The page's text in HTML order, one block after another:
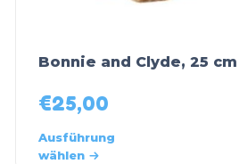
Bonnie and Clyde, 25 cm
€25,00
Ausführung
wählen